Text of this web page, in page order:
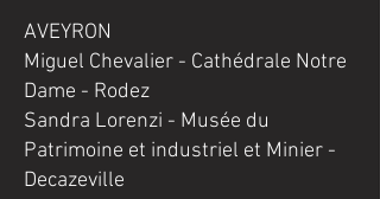
AVEYRON
Miguel Chevalier - Cathédrale Notre
Dame - Rodez
Sandra Lorenzi - Musée du
Patrimoine et industriel et Minier -
Decazeville